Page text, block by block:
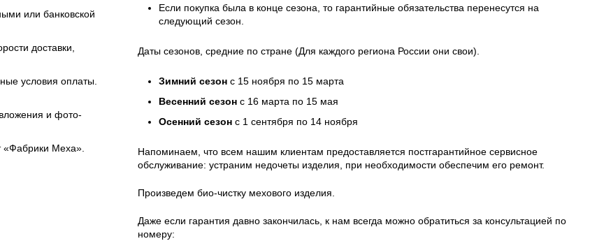
или банковской
доставки,
условия оплаты.
и фото-
«Фабрики Меха».
Если покупка была в конце сезона, то гарантийные обязательства перенесутся на
следующий сезон.
Даты сезонов, средние по стране (Для каждого региона России они свои).
Зимний сезон с 15 ноября по 15 марта
Весенний сезон с 16 марта по 15 мая
Осенний сезон с 1 сентября по 14 ноября
Напоминаем, что всем нашим клиентам предоставляется постгарантийное сервисное
обслуживание: устраним недочеты изделия, при необходимости обеспечим его ремонт.
Произведем био-чистку мехового изделия.
Даже если гарантия давно закончилась, к нам всегда можно обратиться за консультацией по
номеру: